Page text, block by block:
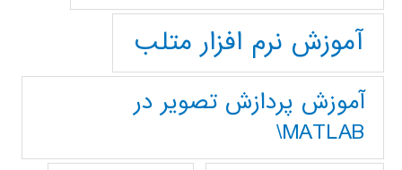
آموزش نرم افزار متلب
آموزش پردازش تصوير در
MATLAB\